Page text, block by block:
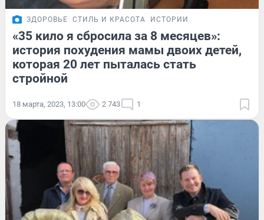
ЗДОРОВЬЕ СТИЛЬ И КРАСОТА ИСТОРИИ
«35 кило я сбросила за 8 месяцев»:
история похудения мамы двоих детей,
которая 20 лет пыталась стать
стройной
18 марта, 2023, 13:00 2 743 1